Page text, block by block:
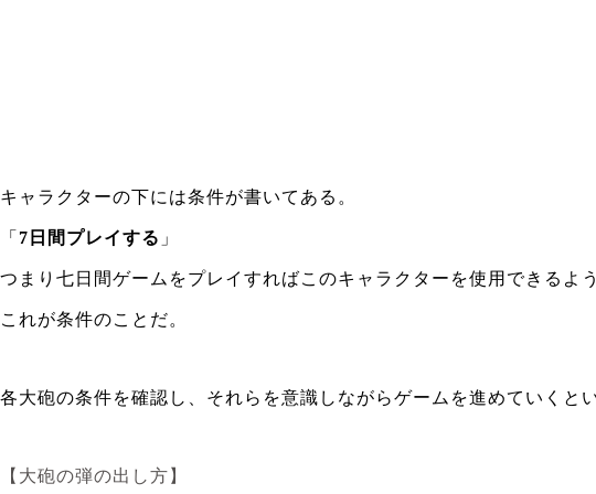
キャラクターの下には条件が書いてある。
「 7日間プレイする 」
つまり七日間ゲームをプレイすればこのキャラクターを使用できるよ
これが条件のことだ。
各大砲の条件を確認し、それらを意識しながらゲームを進めていくと
【大砲の弾の出し方】